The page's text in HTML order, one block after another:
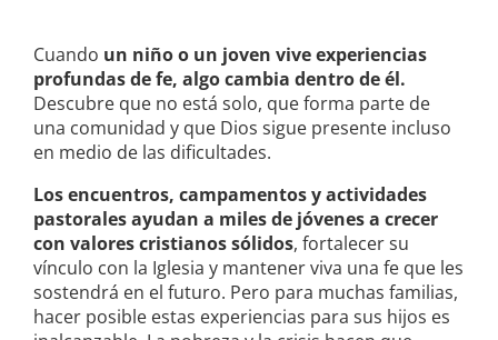
Cuando un niño o un joven vive experiencias
profundas de fe, algo cambia dentro de él.
Descubre que no está solo, que forma parte de
una comunidad y que Dios sigue presente incluso
en medio de las dificultades.
Los encuentros, campamentos y actividades
pastorales ayudan a miles de jóvenes a crecer
con valores cristianos sólidos, fortalecer su
vínculo con la Iglesia y mantener viva una fe que les
sostendrá en el futuro. Pero para muchas familias,
hacer posible estas experiencias para sus hijos es